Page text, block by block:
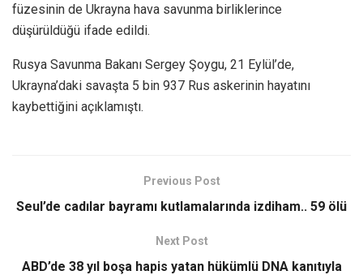
füzesinin de Ukrayna hava savunma birliklerince
düşürüldüğü ifade edildi.
Rusya Savunma Bakanı Sergey Şoygu, 21 Eylül’de,
Ukrayna’daki savaşta 5 bin 937 Rus askerinin hayatını
kaybettiğini açıklamıştı.
Previous Post
Seul’de cadılar bayramı kutlamalarında izdiham.. 59 ölü
Next Post
ABD’de 38 yıl boşa hapis yatan hükümlü DNA kanıtıyla